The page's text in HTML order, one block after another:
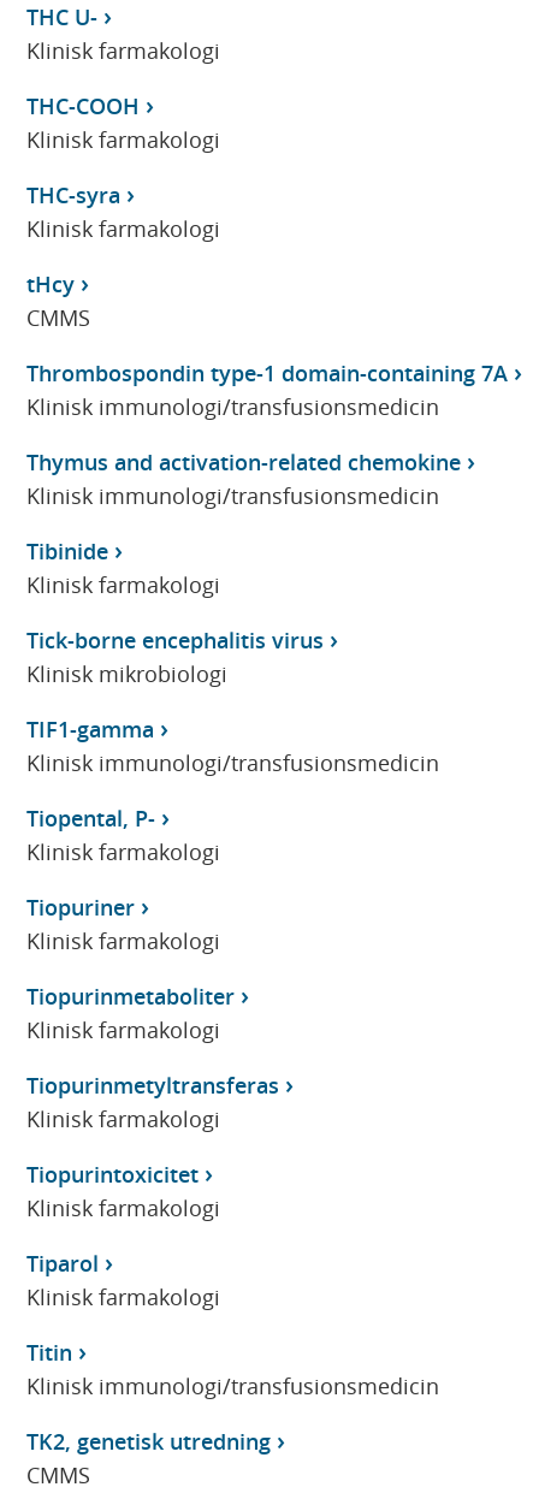
THC U-
Klinisk farmakologi
THC-COOH
Klinisk farmakologi
THC-syra
Klinisk farmakologi
tHcy
CMMS
Thrombospondin type-1 domain-containing 7A
Klinisk immunologi/transfusionsmedicin
Thymus and activation-related chemokine
Klinisk immunologi/transfusionsmedicin
Tibinide
Klinisk farmakologi
Tick-borne encephalitis virus
Klinisk mikrobiologi
TIF1-gamma
Klinisk immunologi/transfusionsmedicin
Tiopental, P-
Klinisk farmakologi
Tiopuriner
Klinisk farmakologi
Tiopurinmetaboliter
Klinisk farmakologi
Tiopurinmetyltransferas
Klinisk farmakologi
Tiopurintoxicitet
Klinisk farmakologi
Tiparol
Klinisk farmakologi
Titin
Klinisk immunologi/transfusionsmedicin
TK2, genetisk utredning
CMMS